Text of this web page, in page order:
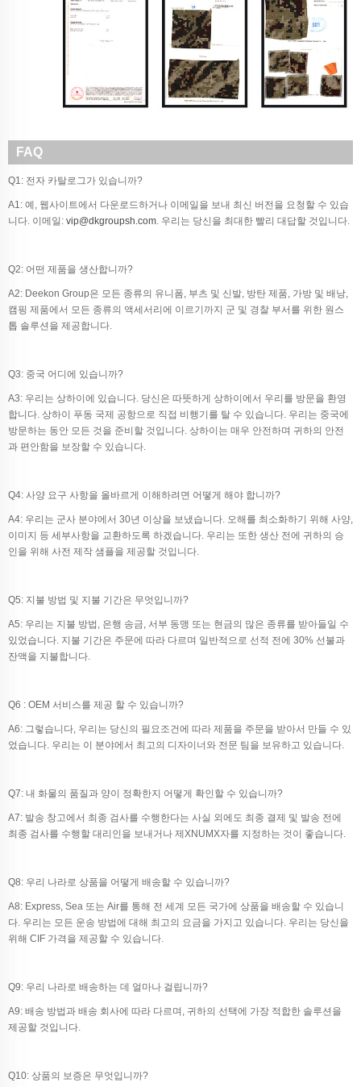
FAQ
Q1: 전자 카탈로그가 있습니까?
A1: 예, 웹사이트에서 다운로드하거나 이메일을 보내 최신 버전을 요청할 수 있습
니다. 이메일: vip@dkgroupsh.com. 우리는 당신을 최대한 빨리 대답할 것입니다.
Q2: 어떤 제품을 생산합니까?
A2: Deekon Group은 모든 종류의 유니폼, 부츠 및 신발, 방탄 제품, 가방 및 배낭,
캠핑 제품에서 모든 종류의 액세서리에 이르기까지 군 및 경찰 부서를 위한 원스
톱 솔루션을 제공합니다.
Q3: 중국 어디에 있습니까?
A3: 우리는 상하이에 있습니다. 당신은 따뜻하게 상하이에서 우리를 방문을 환영
합니다. 상하이 푸동 국제 공항으로 직접 비행기를 탈 수 있습니다. 우리는 중국에
방문하는 동안 모든 것을 준비할 것입니다. 상하이는 매우 안전하며 귀하의 안전
과 편안함을 보장할 수 있습니다.
Q4: 사양 요구 사항을 올바르게 이해하려면 어떻게 해야 합니까?
A4: 우리는 군사 분야에서 30년 이상을 보냈습니다. 오해를 최소화하기 위해 사양,
이미지 등 세부사항을 교환하도록 하겠습니다. 우리는 또한 생산 전에 귀하의 승
인을 위해 사전 제작 샘플을 제공할 것입니다.
Q5: 지불 방법 및 지불 기간은 무엇입니까?
A5: 우리는 지불 방법, 은행 송금, 서부 동맹 또는 현금의 많은 종류를 받아들일 수
있었습니다. 지불 기간은 주문에 따라 다르며 일반적으로 선적 전에 30% 선불과
잔액을 지불합니다.
Q6 : OEM 서비스를 제공 할 수 있습니까?
A6: 그렇습니다, 우리는 당신의 필요조건에 따라 제품을 주문을 받아서 만들 수 있
었습니다. 우리는 이 분야에서 최고의 디자이너와 전문 팀을 보유하고 있습니다.
Q7: 내 화물의 품질과 양이 정확한지 어떻게 확인할 수 있습니까?
A7: 발송 창고에서 최종 검사를 수행한다는 사실 외에도 최종 결제 및 발송 전에
최종 검사를 수행할 대리인을 보내거나 제XNUMX자를 지정하는 것이 좋습니다.
Q8: 우리 나라로 상품을 어떻게 배송할 수 있습니까?
A8: Express, Sea 또는 Air를 통해 전 세계 모든 국가에 상품을 배송할 수 있습니
다. 우리는 모든 운송 방법에 대해 최고의 요금을 가지고 있습니다. 우리는 당신을
위해 CIF 가격을 제공할 수 있습니다.
Q9: 우리 나라로 배송하는 데 얼마나 걸립니까?
A9: 배송 방법과 배송 회사에 따라 다르며, 귀하의 선택에 가장 적합한 솔루션을
제공할 것입니다.
Q10: 상품의 보증은 무엇입니까?